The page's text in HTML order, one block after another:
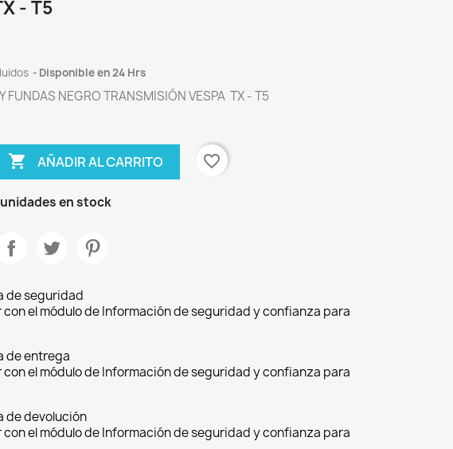
- T5
Disponible en 24 Hrs
FUNDAS NEGRO TRANSMISIÓN VESPA TX - T5
 AÑADIR AL CARRITO favorite_border
en stock
de seguridad
con el módulo de Información de seguridad y confianza para
de entrega
con el módulo de Información de seguridad y confianza para
de devolución
con el módulo de Información de seguridad y confianza para